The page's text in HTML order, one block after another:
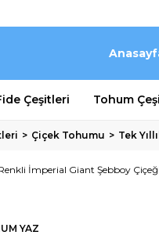
Çeşitleri Tohum
Çiçek Tohumu Tek
YAZ